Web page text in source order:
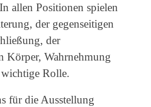
allen Positionen spielen
der gegenseitigen
der
Körper, Wahrnehmung
Rolle.
für die Ausstellung